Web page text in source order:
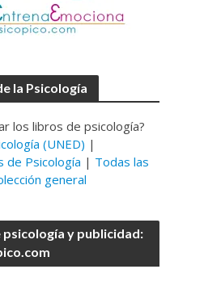
la Psicología
los libros de psicología?
(UNED) |
de Psicología | Todas las
general
psicología y publicidad: